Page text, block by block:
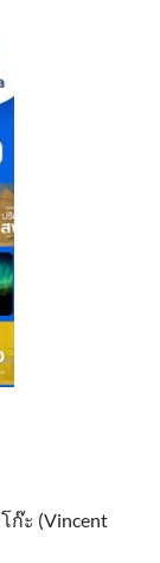
ก๊ะ (Vincent